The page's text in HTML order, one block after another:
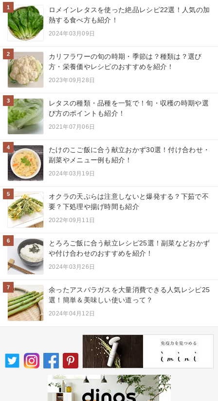
1
ロメインレタスを使った絶品レシピ22選！人気の加
熱する食べ方も紹介！
2024年03月09日
2
カリフラワーの旬の時期・季節は？種類は？選び
方・栄養価やレシピのおすすめを紹介！
2023年09月28日
3
レタスの種類・品種を一覧で！旬・収穫の時期や選
び方のポイントも紹介！
2021年07月06日
4
たけのこご飯に合う献立おかず30選！付け合わせ・
副菜やメニュー例も紹介！
2024年03月19日
5
オクラの天ぷらは注意しないと爆発する？下茹で不
要？下処理や揚げ時間も紹介
2022年09月11日
6
とろろご飯に合う献立レシピ25選！副菜などおかず
や付け合わせのおすすめを紹介！
2024年03月26日
7
余ったアスパラガスを大量消費できる人気レシピ25
選！簡単＆美味しい使い道って？
2024年04月12日